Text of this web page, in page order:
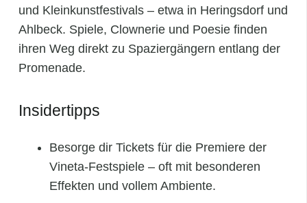
und Kleinkunstfestivals – etwa in Heringsdorf und
Ahlbeck. Spiele, Clownerie und Poesie finden
ihren Weg direkt zu Spaziergängern entlang der
Promenade.
Insidertipps
Besorge dir Tickets für die Premiere der
Vineta‑Festspiele – oft mit besonderen
Effekten und vollem Ambiente.